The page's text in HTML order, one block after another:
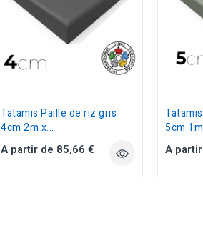
Tatamis Paille de riz gris
4cm 2m x...
A partir de 85,66 €
5cm
A